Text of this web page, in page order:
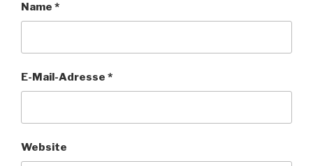
Name *
E-Mail-Adresse *
Website